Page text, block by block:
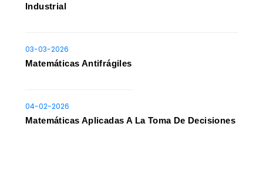
Industrial
03-03-2026
Matemáticas Antifrágiles
04-02-2026
Matemáticas Aplicadas A La Toma De Decisiones